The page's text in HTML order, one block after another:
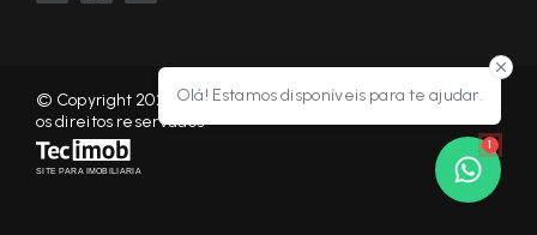
Olá! Estamos disponíveis para te ajudar.
1
© Copyright 2026 - KF NEGÓCIOS IMOBILIÁRIOS RP - Todos
os direitos reservados
SITE PARA IMOBILIARIA